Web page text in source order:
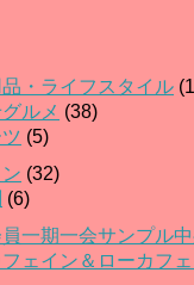
・ライフスタイル
ルメ (38)
(5)
(32)
(6)
一期一会サンプル
フェイン＆ローカフ